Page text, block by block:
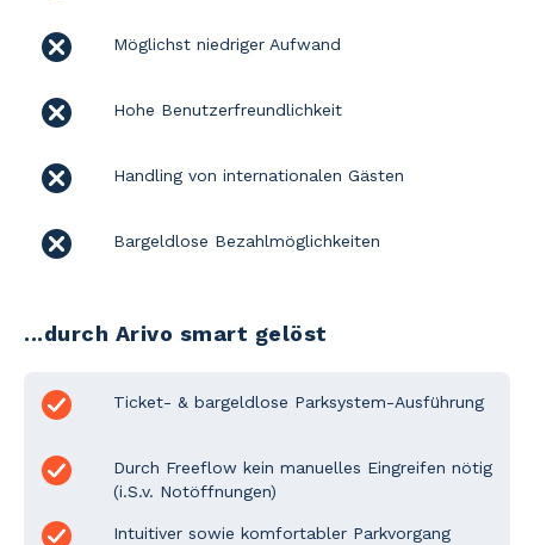
Möglichst niedriger Aufwand
Hohe Benutzerfreundlichkeit
Handling von internationalen Gästen
Bargeldlose Bezahlmöglichkeiten
...durch Arivo smart gelöst
Ticket- & bargeldlose Parksystem-Ausführung
Durch Freeflow kein manuelles Eingreifen nötig
(i.S.v. Notöffnungen)
Intuitiver sowie komfortabler Parkvorgang